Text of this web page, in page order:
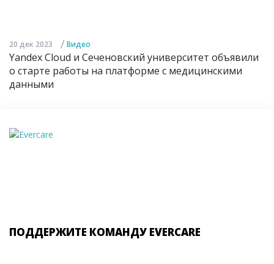
20 дек 2023 / Видео
Yandex Cloud и Сеченовский университет объявили
о старте работы на платформе с медицинскими
данными
ПОДДЕРЖИТЕ КОМАНДУ EVERCARE